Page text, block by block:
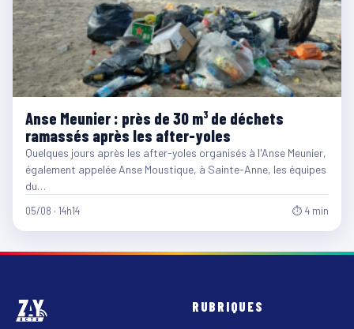
Anse Meunier : près de 30 m³ de déchets
ramassés après les after-yoles
Quelques jours après les after-yoles organisés à l'Anse Meunier,
également appelée Anse Moustique, à Sainte-Anne, les équipes
du…
05/08 · 14h14 ⏱ 4 min
RUBRIQUES